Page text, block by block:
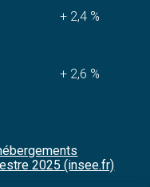
+ 2,4 %
+ 2,6 %
2025 (insee.fr)